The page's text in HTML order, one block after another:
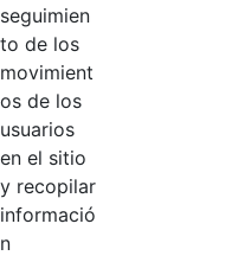
Productos
AÑADIR COMENTARIOS
seguimien
to de los
movimient
os de los
usuarios
en el sitio
y recopilar
informació
n